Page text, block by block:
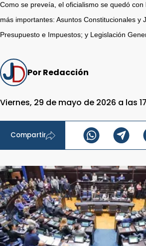
Como se preveía, el oficialismo se quedó con
más importantes: Asuntos Constitucionales y
Presupuesto e Impuestos; y Legislación
Por Redacción
Viernes, 29 de mayo de 2026 a las
Compartir